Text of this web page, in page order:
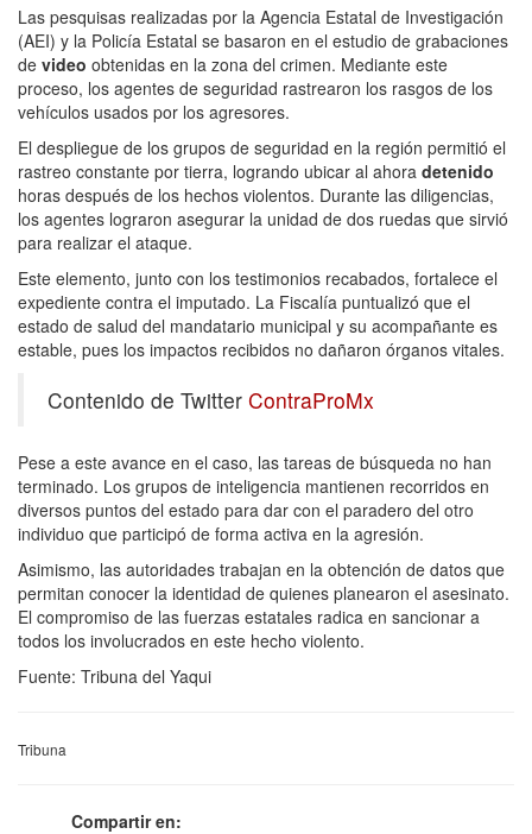
Las pesquisas realizadas por la Agencia Estatal de Investigación
(AEI) y la Policía Estatal se basaron en el estudio de grabaciones
de video obtenidas en la zona del crimen. Mediante este
proceso, los agentes de seguridad rastrearon los rasgos de los
vehículos usados por los agresores.
El despliegue de los grupos de seguridad en la región permitió el
rastreo constante por tierra, logrando ubicar al ahora detenido
horas después de los hechos violentos. Durante las diligencias,
los agentes lograron asegurar la unidad de dos ruedas que sirvió
para realizar el ataque.
Este elemento, junto con los testimonios recabados, fortalece el
expediente contra el imputado. La Fiscalía puntualizó que el
estado de salud del mandatario municipal y su acompañante es
estable, pues los impactos recibidos no dañaron órganos vitales.
Contenido de Twitter ContraProMx
Pese a este avance en el caso, las tareas de búsqueda no han
terminado. Los grupos de inteligencia mantienen recorridos en
diversos puntos del estado para dar con el paradero del otro
individuo que participó de forma activa en la agresión.
Asimismo, las autoridades trabajan en la obtención de datos que
permitan conocer la identidad de quienes planearon el asesinato.
El compromiso de las fuerzas estatales radica en sancionar a
todos los involucrados en este hecho violento.
Fuente: Tribuna del Yaqui
Tribuna
Compartir en: